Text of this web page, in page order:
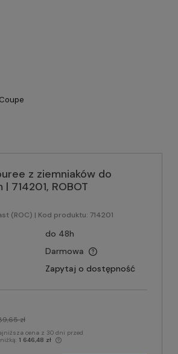
z ziemniaków do
714201, ROBOT
(ROC) | Kod produktu: 714201
do 48h
Darmowa
Zapytaj o dostępność
zł
cena z 30 dni przed
1 646,48 zł